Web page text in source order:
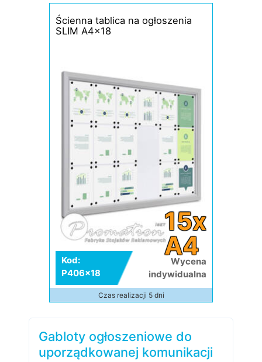
Ścienna tablica na ogłoszenia
SLIM A4x18
15x
A4
Kod:
P406x18
Wycena
indywidualna
Czas realizacji 5 dni
Gabloty ogłoszeniowe do
uporządkowanej komunikacji